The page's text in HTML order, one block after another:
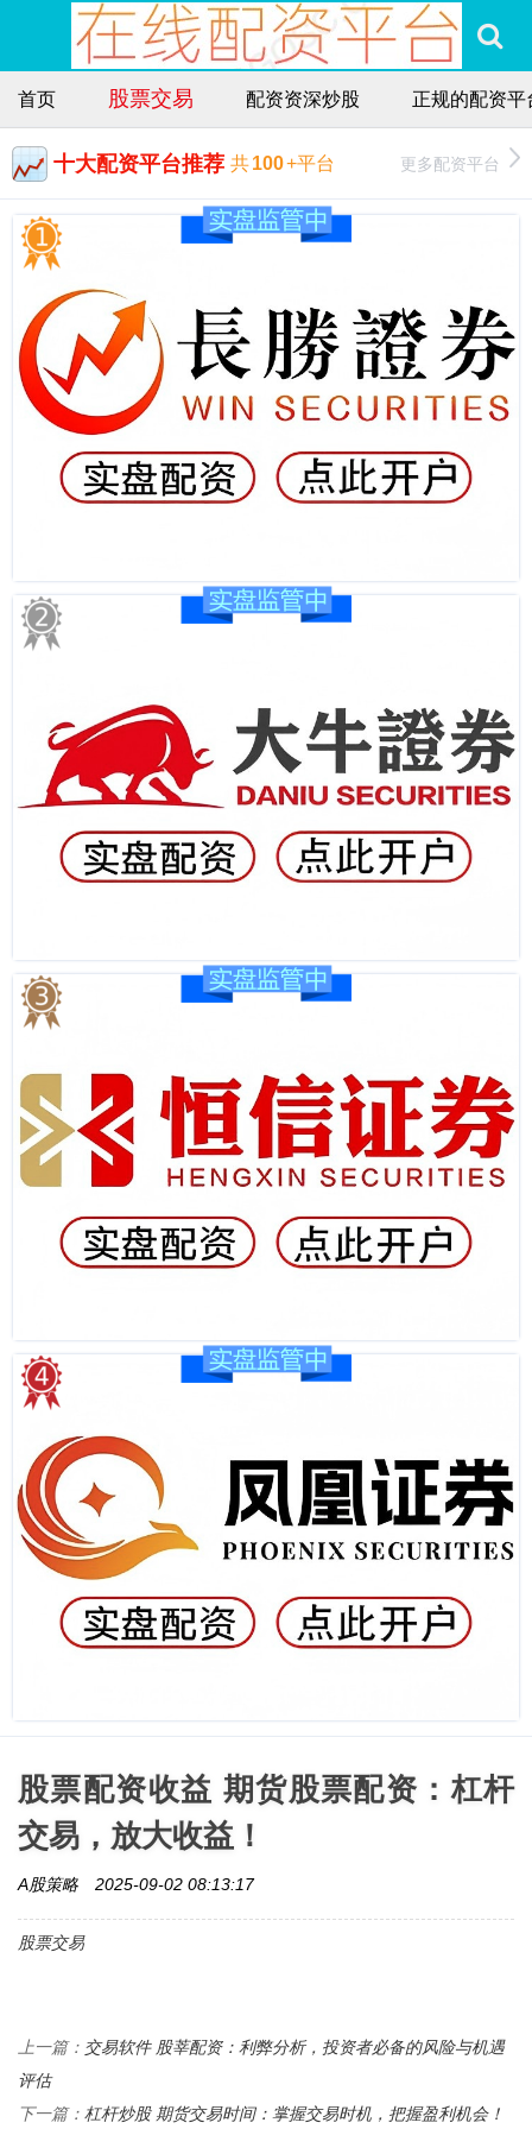
首页 股票交易 配资资深炒股 正规的配资平
十大配资平台推荐 共100+平台 更多配资平台
股票配资收益 期货股票配资：杠杆
交易，放大收益！
A股策略 2025-09-02 08:13:17
股票交易
上一篇： 交易软件 股莘配资：利弊分析，投资者必备的风险与机遇
评估
下一篇： 杠杆炒股 期货交易时间：掌握交易时机，把握盈利机会！